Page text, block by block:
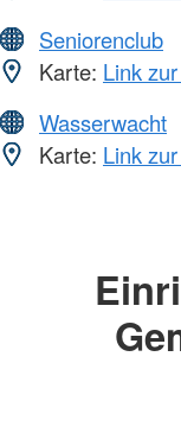
Seniorenclub
Karte: Link
Wasserwacht
Karte: Link